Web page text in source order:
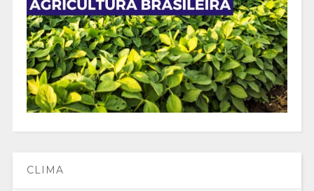
CLIMA